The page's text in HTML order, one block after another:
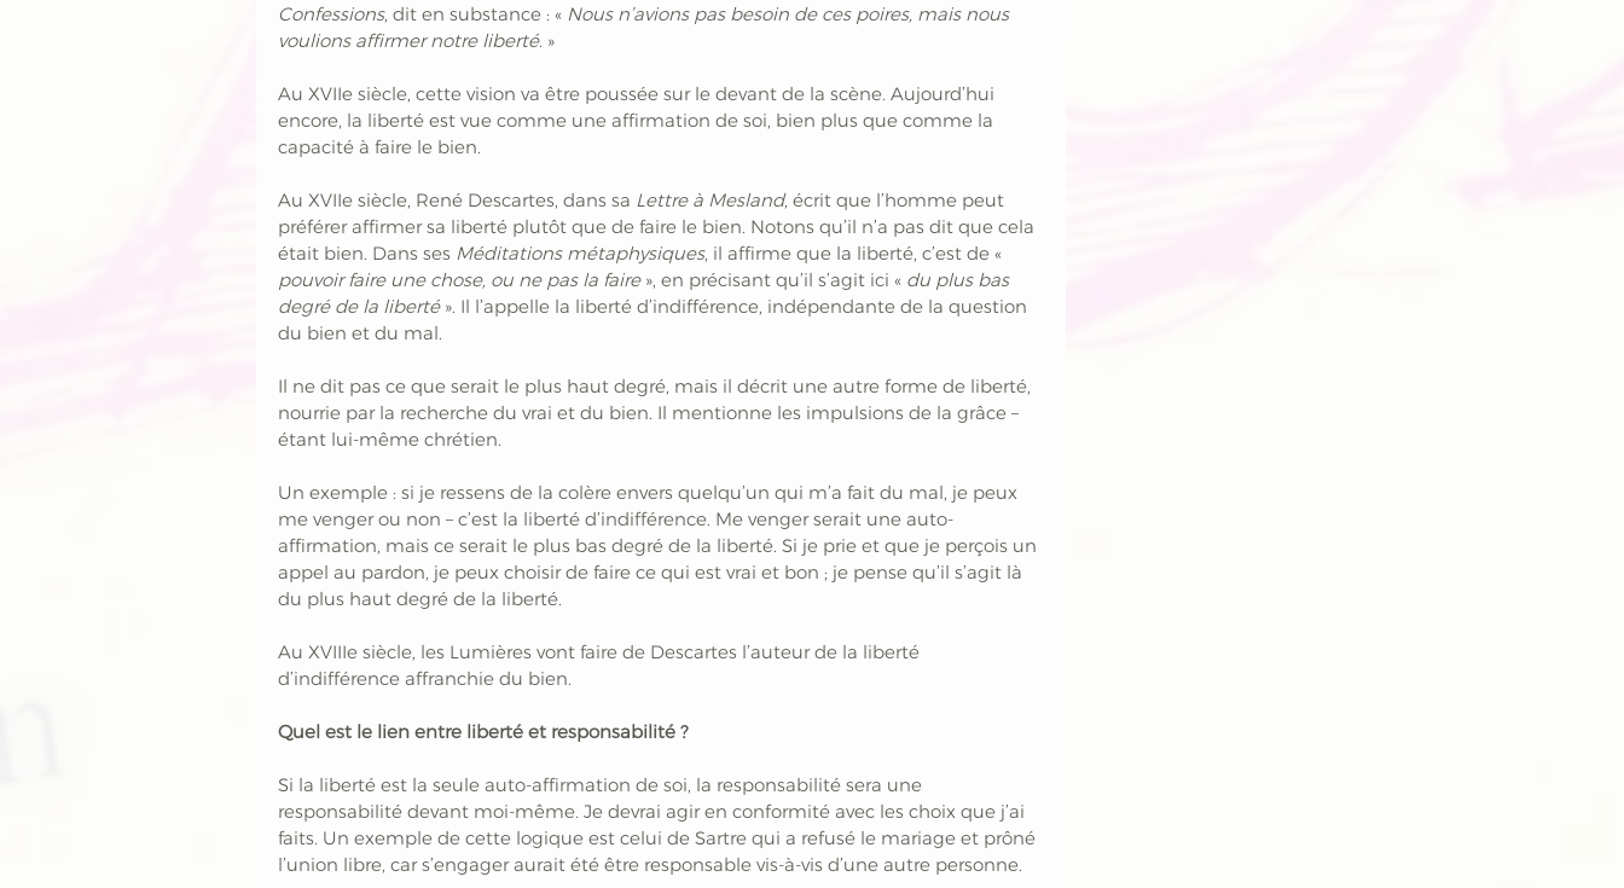
Confessions, dit en substance : « Nous n’avions pas besoin de ces poires, mais nous
voulions affirmer notre liberté. »
Au XVIIe siècle, cette vision va être poussée sur le devant de la scène. Aujourd’hui
encore, la liberté est vue comme une affirmation de soi, bien plus que comme la
capacité à faire le bien.
Au XVIIe siècle, René Descartes, dans sa Lettre à Mesland, écrit que l’homme peut
préférer affirmer sa liberté plutôt que de faire le bien. Notons qu’il n’a pas dit que cela
était bien. Dans ses Méditations métaphysiques, il affirme que la liberté, c’est de «
pouvoir faire une chose, ou ne pas la faire », en précisant qu’il s’agit ici « du plus bas
degré de la liberté ». Il l’appelle la liberté d’indifférence, indépendante de la question
du bien et du mal.
Il ne dit pas ce que serait le plus haut degré, mais il décrit une autre forme de liberté,
nourrie par la recherche du vrai et du bien. Il mentionne les impulsions de la grâce –
étant lui-même chrétien.
Un exemple : si je ressens de la colère envers quelqu’un qui m’a fait du mal, je peux
me venger ou non – c’est la liberté d’indifférence. Me venger serait une auto-
affirmation, mais ce serait le plus bas degré de la liberté. Si je prie et que je perçois un
appel au pardon, je peux choisir de faire ce qui est vrai et bon ; je pense qu’il s’agit là
du plus haut degré de la liberté.
Au XVIIIe siècle, les Lumières vont faire de Descartes l’auteur de la liberté
d’indifférence affranchie du bien.
Quel est le lien entre liberté et responsabilité ?
Si la liberté est la seule auto-affirmation de soi, la responsabilité sera une
responsabilité devant moi-même. Je devrai agir en conformité avec les choix que j’ai
faits. Un exemple de cette logique est celui de Sartre qui a refusé le mariage et prôné
l’union libre, car s’engager aurait été être responsable vis-à-vis d’une autre personne.